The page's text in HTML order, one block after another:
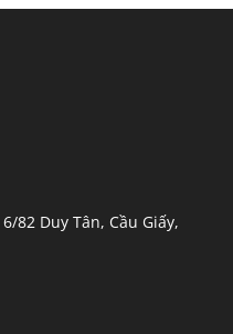
82 Duy Tân, Cầu Giấy,